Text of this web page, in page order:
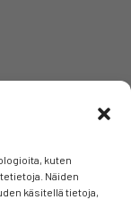
kuten
Näiden
käsitellä tietoja,